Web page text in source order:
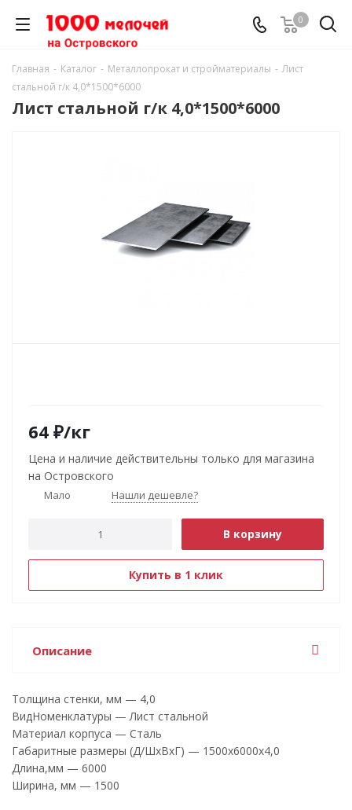
0
Главная - Каталог - Металлопрокат и стройматериалы - Лист
стальной г/к 4,0*1500*6000
Лист стальной г/к 4,0*1500*6000
64 ₽/кг
Цена и наличие действительны только для магазина
на Островского
Мало Нашли дешевле?
В корзину
Купить в 1 клик
Описание
Толщина стенки, мм — 4,0
ВидНоменклатуры — Лист стальной
Материал корпуса — Сталь
Габаритные размеры (Д/ШхВхГ) — 1500х6000x4,0
Длина,мм — 6000
Ширина, мм — 1500